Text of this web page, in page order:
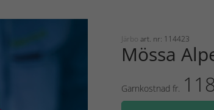
Järbo art. nr: 114423
Mössa
Garnkostnad fr. 118